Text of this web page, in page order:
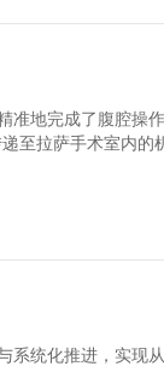
准地完成了腹腔操
至拉萨手术室内的
系统化推进，实现